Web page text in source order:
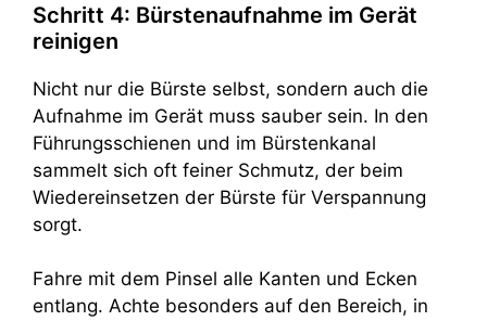
Schritt 4: Bürstenaufnahme im Gerät
reinigen
Nicht nur die Bürste selbst, sondern auch die
Aufnahme im Gerät muss sauber sein. In den
Führungsschienen und im Bürstenkanal
sammelt sich oft feiner Schmutz, der beim
Wiedereinsetzen der Bürste für Verspannung
sorgt.
Fahre mit dem Pinsel alle Kanten und Ecken
entlang. Achte besonders auf den Bereich, in